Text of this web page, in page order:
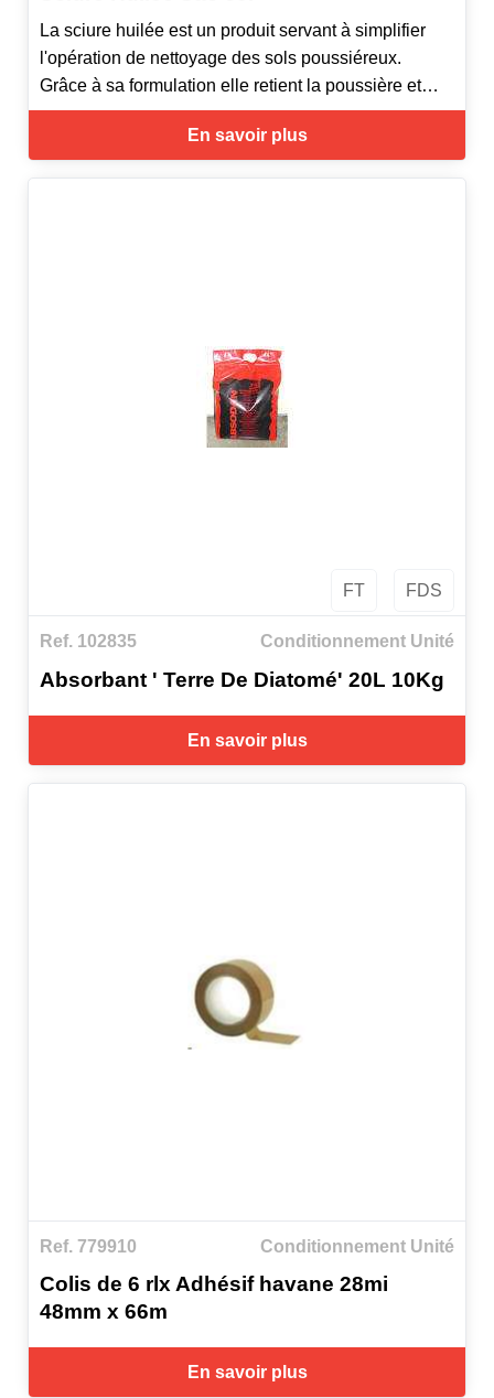
La sciure huilée est un produit servant à simplifier
l'opération de nettoyage des sols poussiéreux.
Grâce à sa formulation elle retient la poussière et
empêche le soulèvement de celle-ci pendant les
phases de balayage.En savoir plus
FT FDS
Ref. 102835 Conditionnement Unité
Absorbant ' Terre De Diatomé' 20L 10Kg
En savoir plus
Ref. 779910 Conditionnement Unité
Colis de 6 rlx Adhésif havane 28mi
48mm x 66m
En savoir plus